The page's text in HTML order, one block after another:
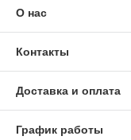
О нас
Контакты
Доставка и оплата
График работы